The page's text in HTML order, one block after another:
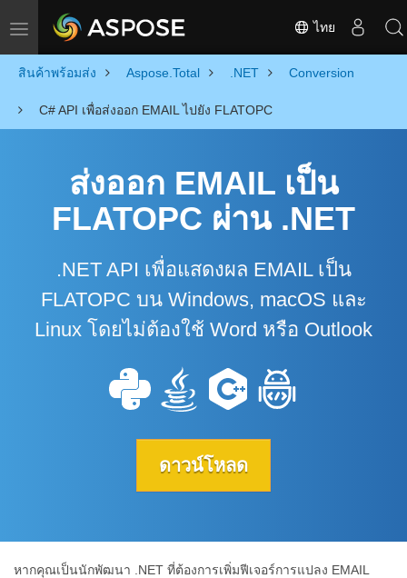
Toggle navigation ไทย
สินค้าพร้อมส่ง Aspose.Total .NET Conversion
C# API เพื่อส่งออก EMAIL ไปยัง FLATOPC
ส่งออก EMAIL เป็น
FLATOPC ผ่าน .NET
.NET API เพื่อแสดงผล EMAIL เป็น
FLATOPC บน Windows, macOS และ
Linux โดยไม่ต้องใช้ Word หรือ Outlook
ดาวน์โหลด
หากคุณเป็นนักพัฒนา .NET ที่ต้องการเพิ่มฟีเจอร์การแปลง EMAIL